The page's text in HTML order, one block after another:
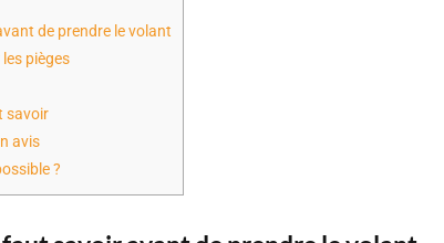
de prendre le volant
pièges
savoir
avis
?